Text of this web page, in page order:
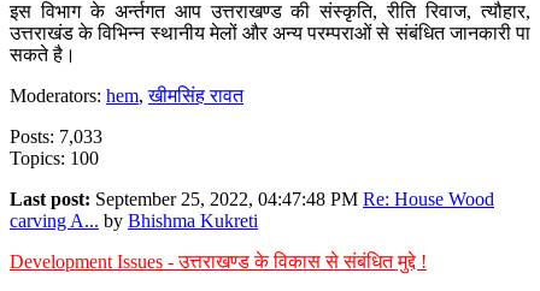
इस विभाग के अर्न्तगत आप उत्तराखण्ड की संस्कृति, रीति रिवाज, त्यौहार,
उत्तराखंड के विभिन्न स्थानीय मेलों और अन्य परम्पराओं से संबंधित जानकारी पा
सकते है।
Moderators: hem,खीमसिंह रावत
Posts: 7,033
Topics: 100
Last post: September 25, 2022, 04:47:48 PM Re: House Wood
carving A... by Bhishma Kukreti
Development Issues - उत्तराखण्ड के विकास से संबंधित मुद्दे !